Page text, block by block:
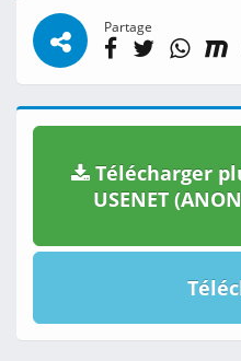
Partage
Télécharger
USENET